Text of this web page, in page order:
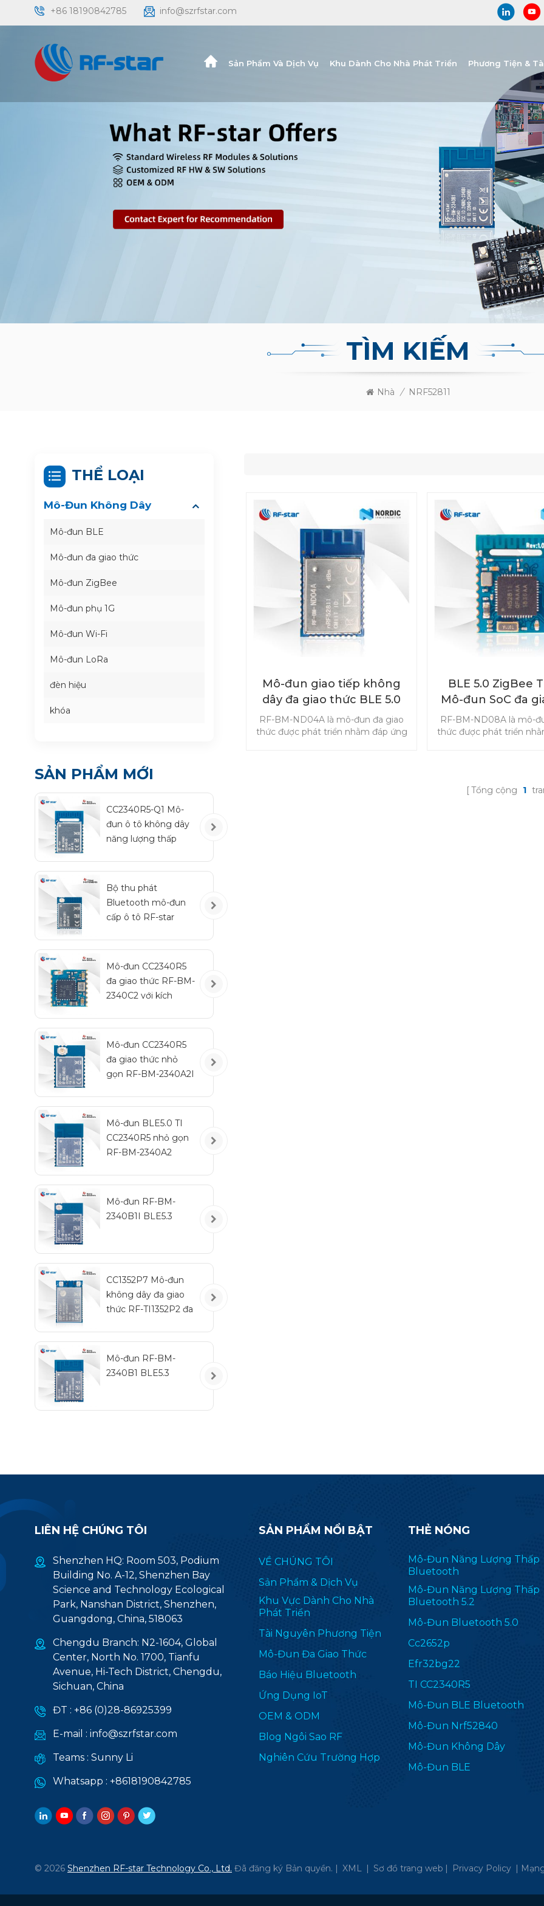
+86 18190842785 info@szrfstar.com
Sản Phẩm Và Dịch Vụ Khu Dành Cho Nhà Phát Triển Phương Tiện &
TÌM KIẾM
Nhà / NRF52811
Mô-đun giao tiếp không
dây đa giao thức BLE 5.0
RF-BM-ND04A
RF-BM-ND04A là mô-đun đa giao
thức được phát triển nhằm đáp ứng
BLE 5.0 ZigBee
Mô-đun SoC đa
Bắc Âu nRF52811
ND08A
RF-BM-ND08A là mô-
thức được phát triển
Bluetooth 5.1 Năng
Tổng cộng 1
THỂ LOẠI
Mô-Đun Không Dây
Mô-đun BLE
Mô-đun đa giao thức
Mô-đun ZigBee
Mô-đun phụ 1G
Mô-đun Wi-Fi
Mô-đun LoRa
đèn hiệu
khóa
SẢN PHẨM MỚI
CC2340R5-Q1 Mô-
đun ô tô không dây
năng lượng thấp
Bộ thu phát
Bluetooth mô-đun
cấp ô tô RF-star
Mô-đun CC2340R5
đa giao thức RF-BM-
2340C2 với kích
Mô-đun CC2340R5
đa giao thức nhỏ
gọn RF-BM-2340A2I
Mô-đun BLE5.0 TI
CC2340R5 nhỏ gọn
RF-BM-2340A2
Mô-đun RF-BM-
2340B1I BLE5.3
CC1352P7 Mô-đun
không dây đa giao
thức RF-TI1352P2 đa
Mô-đun RF-BM-
2340B1 BLE5.3
LIÊN HỆ CHÚNG TÔI
Shenzhen HQ: Room 503, Podium
Building No. A-12, Shenzhen Bay
Science and Technology Ecological
Park, Nanshan District, Shenzhen,
Guangdong, China, 518063
Chengdu Branch: N2-1604, Global
Center, North No. 1700, Tianfu
Avenue, Hi-Tech District, Chengdu,
Sichuan, China
ĐT : +86 (0)28-86925399
E-mail : info@szrfstar.com
Teams : Sunny Li
Whatsapp : +8618190842785
SẢN PHẨM NỔI BẬT
VỀ CHÚNG TÔI
Sản Phẩm & Dịch Vụ
Khu Vực Dành Cho Nhà
Phát Triển
Tài Nguyên Phương Tiện
Mô-Đun Đa Giao Thức
Báo Hiệu Bluetooth
Ứng Dụng IoT
OEM & ODM
Blog Ngôi Sao RF
Nghiên Cứu Trường Hợp
THẺ NÓNG
Mô-Đun Năng Lượng Thấp
Bluetooth
Mô-Đun Năng Lượng Thấp
Bluetooth 5.2
Mô-Đun Bluetooth 5.0
Cc2652p
Efr32bg22
TI CC2340R5
Mô-Đun BLE Bluetooth
Mô-Đun Nrf52840
Mô-Đun Không Dây
Mô-Đun BLE
© 2026 Shenzhen RF-star Technology Co., Ltd. Đã đăng ký Bản quyền. | XML | Sơ đồ trang web | Privacy Policy |